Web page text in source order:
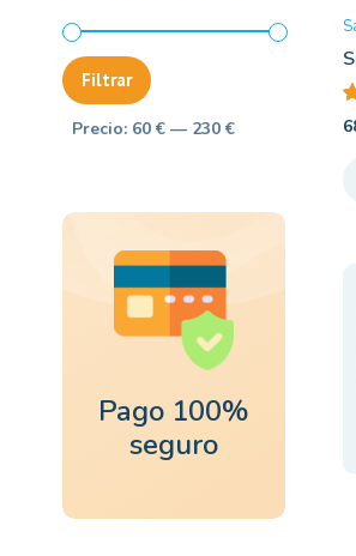
Precio
mínimo
Precio
máximo
Filtrar
Precio: 60 € — 230 €
Pago 100%
seguro